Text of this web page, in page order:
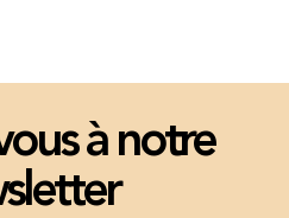
à notre